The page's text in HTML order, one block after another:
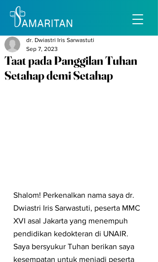
Taat pada Panggilan Tuhan
Setahap demi Setahap
dr. Dwiastri Iris Sarwastuti
Sep 7, 2023
Shalom! Perkenalkan nama saya dr.
Dwiastri Iris Sarwastuti, peserta MMC
XVI asal Jakarta yang menempuh
pendidikan kedokteran di UNAIR.
Saya bersyukur Tuhan berikan saya
kesempatan untuk menjadi peserta